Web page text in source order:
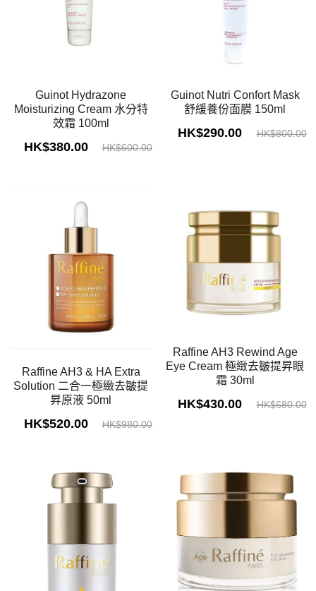
Guinot Hydrazone
Moisturizing Cream 水分特
效霜 100ml
HK$380.00 HK$600.00
Guinot Nutri Confort Mask
舒緩養份面膜 150ml
HK$290.00 HK$800.00
Raffine AH3 & HA Extra
Solution 二合一極緻去皺提
昇原液 50ml
HK$520.00 HK$980.00
Raffine AH3 Rewind Age
Eye Cream 極緻去皺提昇眼
霜 30ml
HK$430.00 HK$680.00